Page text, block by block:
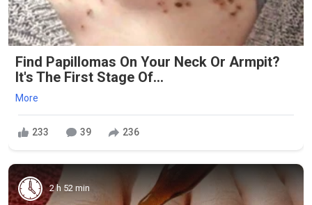
Find Papillomas On Your Neck Or Armpit?
It's The First Stage Of...
More
233 39 236
2 h 52 min